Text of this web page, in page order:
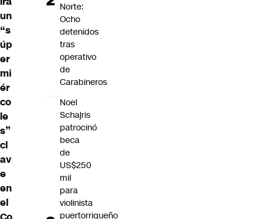
un
“s
úp
er
mi
ér
co
le
s”
cl
av
e
en
el
Norte:
Ocho
detenidos
tras
operativo
de
Carabineros
Noel
Schajris
patrocinó
beca
de
US$250
mil
para
violinista
puertorriqueño